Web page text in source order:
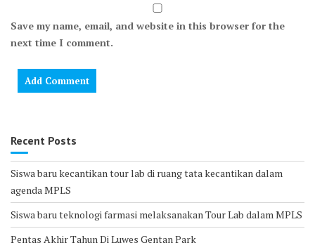
Save my name, email, and website in this browser for the
next time I comment.
Recent Posts
Siswa baru kecantikan tour lab di ruang tata kecantikan dalam
agenda MPLS
Siswa baru teknologi farmasi melaksanakan Tour Lab dalam MPLS
Pentas Akhir Tahun Di Luwes Gentan Park